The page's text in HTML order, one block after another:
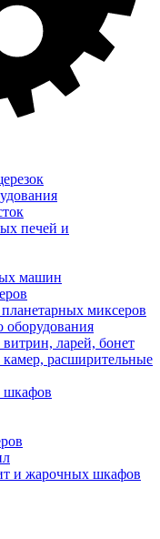
печей и
машин
миксеров
оборудования
ларей, бонет
расширительные
шкафов
и жарочных шкафов